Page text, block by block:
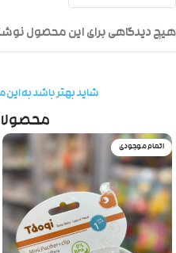
هیچ دیدگاهی برای این محصول
شاید بهتر باشد به این
اتمام موجودی